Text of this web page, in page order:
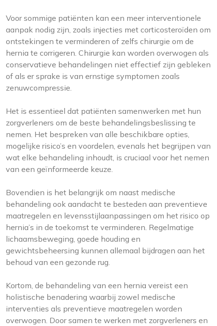
Voor sommige patiënten kan een meer interventionele
aanpak nodig zijn, zoals injecties met corticosteroïden om
ontstekingen te verminderen of zelfs chirurgie om de
hernia te corrigeren. Chirurgie kan worden overwogen als
conservatieve behandelingen niet effectief zijn gebleken
of als er sprake is van ernstige symptomen zoals
zenuwcompressie.
Het is essentieel dat patiënten samenwerken met hun
zorgverleners om de beste behandelingsbeslissing te
nemen. Het bespreken van alle beschikbare opties,
mogelijke risico’s en voordelen, evenals het begrijpen van
wat elke behandeling inhoudt, is cruciaal voor het nemen
van een geïnformeerde keuze.
Bovendien is het belangrijk om naast medische
behandeling ook aandacht te besteden aan preventieve
maatregelen en levensstijlaanpassingen om het risico op
hernia’s in de toekomst te verminderen. Regelmatige
lichaamsbeweging, goede houding en
gewichtsbeheersing kunnen allemaal bijdragen aan het
behoud van een gezonde rug.
Kortom, de behandeling van een hernia vereist een
holistische benadering waarbij zowel medische
interventies als preventieve maatregelen worden
overwogen. Door samen te werken met zorgverleners en